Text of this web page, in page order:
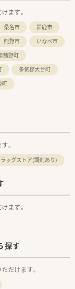
ます。
桑名市
鈴鹿市
熊野市
いなべ市
菰野町
多気郡大台町
町
。
ラッグストア(調剤あり)
ます。
探す
だけます。